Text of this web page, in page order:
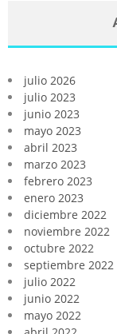
julio 2026
julio 2023
junio 2023
mayo 2023
abril 2023
marzo 2023
febrero 2023
enero 2023
diciembre 2022
noviembre 2022
octubre 2022
septiembre 2022
julio 2022
junio 2022
mayo 2022